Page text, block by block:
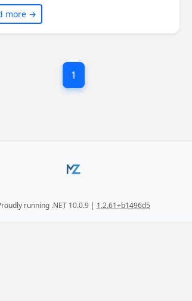
a simple workaround to ensure your
correctly on all versions of
10, including Anniversary Update. If
issue, keep reading!
more →
1
running .NET 10.0.9 | 1.2.61+b1496d5